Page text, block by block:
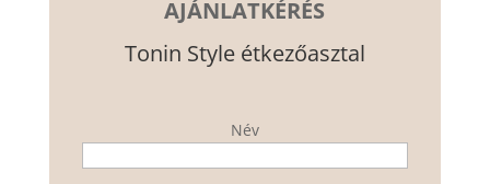
AJÁNLATKÉRÉS
Tonin Style étkezőasztal
Név